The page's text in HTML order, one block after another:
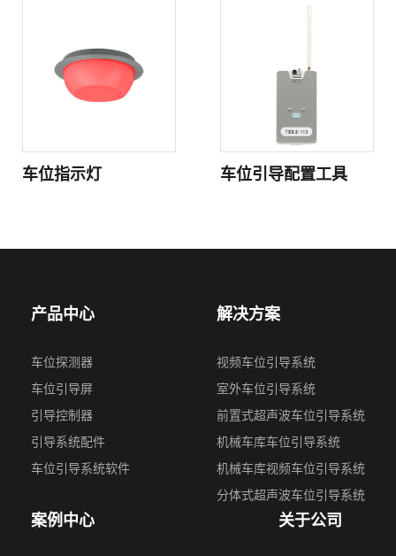
车位指示灯 车位引导配置工具
产品中心
车位探测器
车位引导屏
引导控制器
引导系统配件
车位引导系统软件
解决方案
视频⻋位引导系统
室外车位引导系统
前置式超声波⻋位引导系统
机械车库车位引导系统
机械⻋库视频车位引导系统
分体式超声波⻋位引导系统
案例中心 关于公司